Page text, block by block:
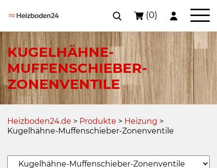
Skip
content
(0)
KUGELHÄHNE-
MUFFENSCHIEBER-
ZONENVENTILE
Heizboden24.de > Produkte > Heizung >
Kugelhähne-Muffenschieber-Zonenventile